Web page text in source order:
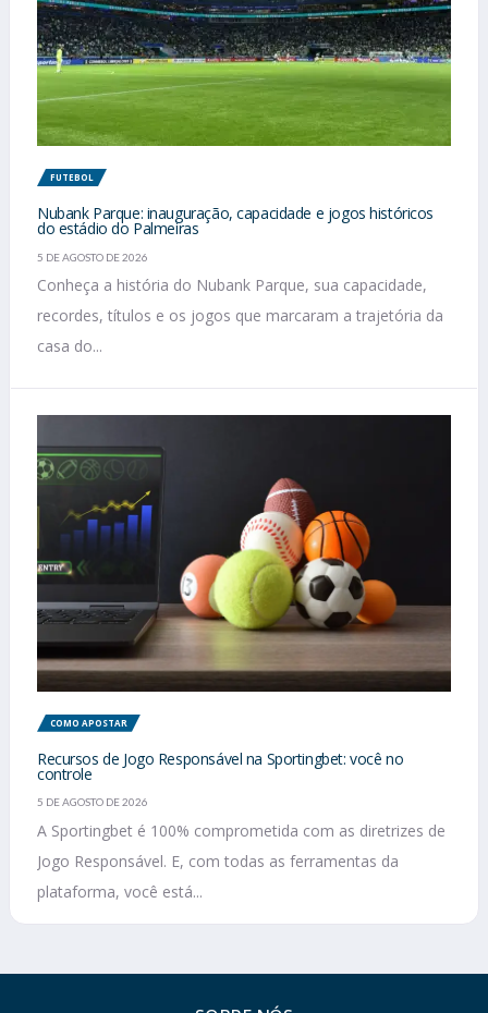
FUTEBOL
Nubank Parque: inauguração, capacidade e jogos históricos
do estádio do Palmeiras
5 DE AGOSTO DE 2026
Conheça a história do Nubank Parque, sua capacidade,
recordes, títulos e os jogos que marcaram a trajetória da
casa do...
COMO APOSTAR
Recursos de Jogo Responsável na Sportingbet: você no
controle
5 DE AGOSTO DE 2026
A Sportingbet é 100% comprometida com as diretrizes de
Jogo Responsável. E, com todas as ferramentas da
plataforma, você está...